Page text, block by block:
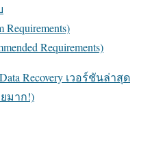
Requirements)
Recovery เวอร์ชันล่าสุด
มาก!)